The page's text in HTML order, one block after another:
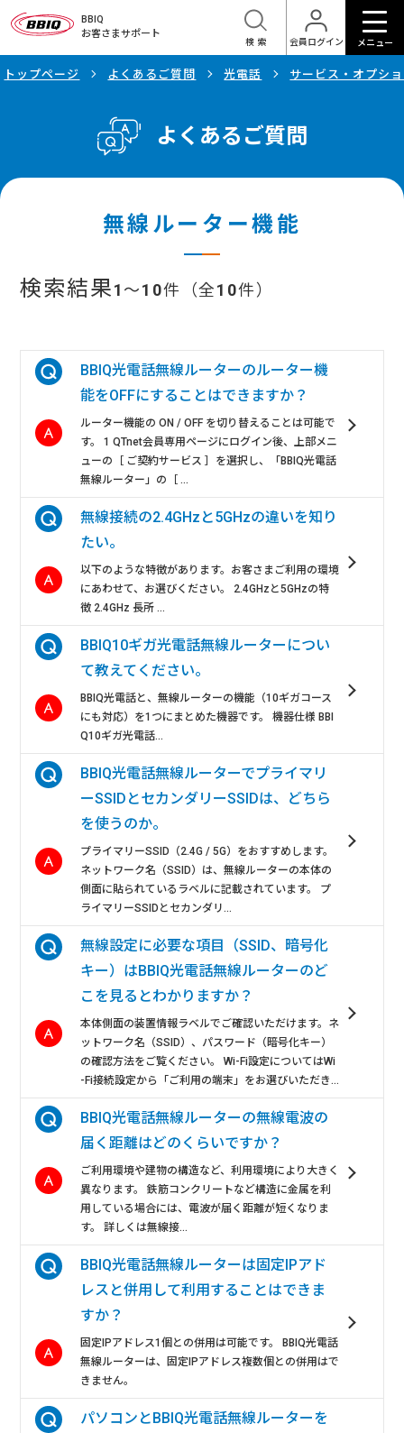
BBIQ
お客さまサポート
会員ログイン
検索 メニュー
トップページ よくあるご質問 光電話 サービス・オプシ
よくあるご質問
無線ルーター機能
検索結果1 ～10件（全10件）
BBIQ光電話無線ルーターのルーター機
能をOFFにすることはできますか？
ルーター機能の ON / OFF を切り替えることは可能で
す。 1 QTnet会員専用ページにログイン後、上部メニ
ューの［ ご契約サービス ］を選択し、「BBIQ光電話
無線ルーター」の［ ...
無線接続の2.4GHzと5GHzの違いを知り
たい。
以下のような特徴があります。お客さまご利用の環境
にあわせて、お選びください。 2.4GHzと5GHzの特
徴 2.4GHz 長所 ...
BBIQ10ギガ光電話無線ルーターについ
て教えてください。
BBIQ光電話と、無線ルーターの機能（10ギガコース
にも対応）を1つにまとめた機器です。 機器仕様 BBI
Q10ギガ光電話...
BBIQ光電話無線ルーターでプライマリ
ーSSIDとセカンダリーSSIDは、どちら
を使うのか。
プライマリーSSID（2.4G / 5G）をおすすめします。
ネットワーク名（SSID）は、無線ルーターの本体の
側面に貼られているラベルに記載されています。 プ
ライマリーSSIDとセカンダリ...
無線設定に必要な項目（SSID、暗号化
キー）はBBIQ光電話無線ルーターのど
こを見るとわかりますか？
本体側面の装置情報ラベルでご確認いただけます。ネ
ットワーク名（SSID）、パスワード（暗号化キー）
の確認方法をご覧ください。 Wi-Fi設定についてはWi
-Fi接続設定から「ご利用の端末」をお選びいただき...
BBIQ光電話無線ルーターの無線電波の
届く距離はどのくらいですか？
ご利用環境や建物の構造など、利用環境により大きく
異なります。 鉄筋コンクリートなど構造に金属を利
用している場合には、電波が届く距離が短くなりま
す。 詳しくは無線接...
BBIQ光電話無線ルーターは固定IPアド
レスと併用して利用することはできま
すか？
固定IPアドレス1個との併用は可能です。 BBIQ光電話
無線ルーターは、固定IPアドレス複数個との併用はで
きません。
パソコンとBBIQ光電話無線ルーターを